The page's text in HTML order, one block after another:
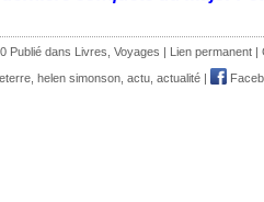
Publié dans Livres Voyages | Lien permanent |
helen simonson actu actualité |